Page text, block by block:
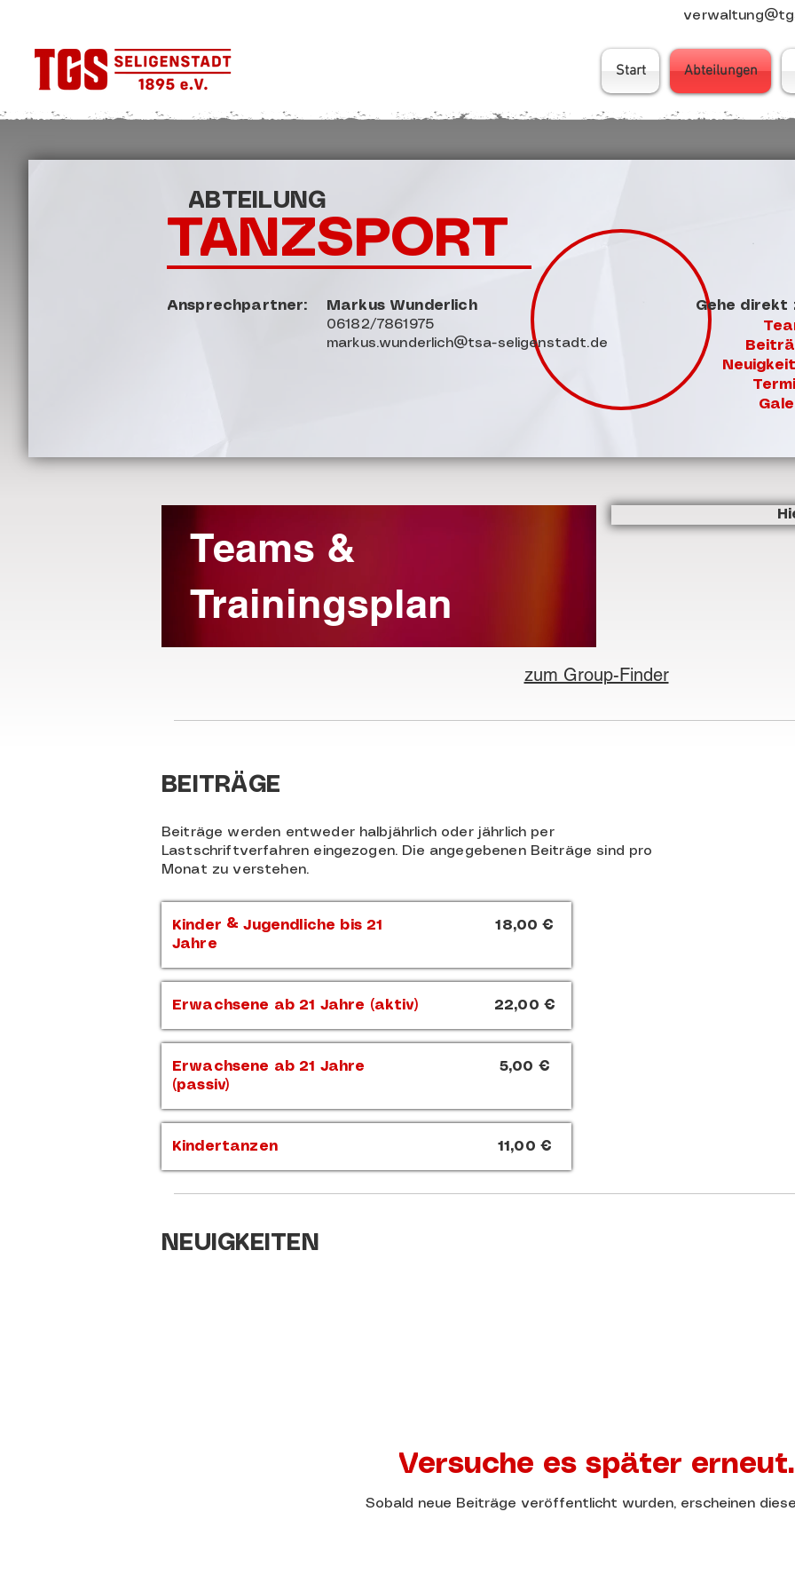
Start Abteilungen
ABTEILUNG
Ansprechpartner: Markus Wunderlich
TANZSPORT
06182/7861975
markus.wunderlich@tsa-seligenstadt.de
Gehe direkt
Teams &
Trainingsplan
zum Group-Finder
BEITRÄGE
Beiträge werden entweder halbjährlich oder jährlich per
Lastschriftverfahren eingezogen. Die angegebenen Beiträge sind pro
Monat zu verstehen.
Kinder & Jugendliche bis 21
Jahre
18,00 €
Erwachsene ab 21 Jahre (aktiv) 22,00 €
Erwachsene ab 21 Jahre
(passiv)
5,00 €
Kindertanzen 11,00 €
NEUIGKEITEN
Versuche es später erneut.
Sobald neue Beiträge veröffentlicht wurden, erscheinen